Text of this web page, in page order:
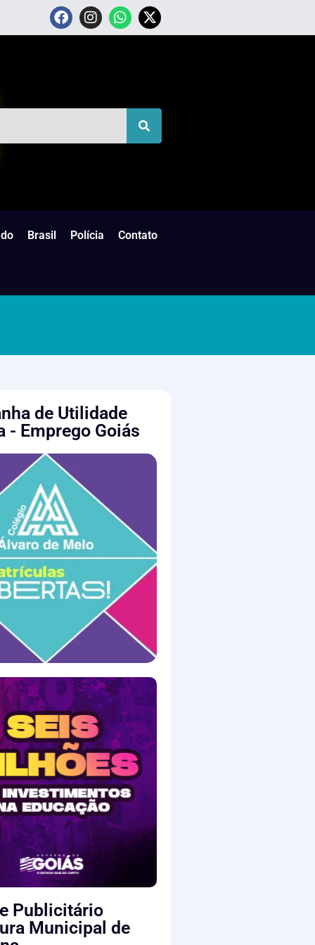
Brasil Polícia Contato
de Utilidade
- Emprego Goiás
Publicitário
Municipal de